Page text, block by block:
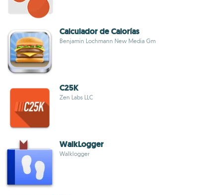
Calculador de Calorías
Benjamin Lochmann New Media Gm
C25K
Zen Labs LLC
WalkLogger
Walklogger